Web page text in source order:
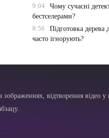
9:04
Чому сучасні
бестселерами?
8:56
Підготовка
часто ігнорують?
відтворення відео у